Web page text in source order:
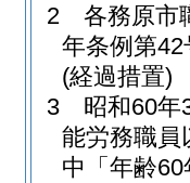
2
各務原市
年条例第42
(経過措置)
3
昭和60
能労務職
中「年齢